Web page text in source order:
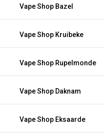
Vape Shop Bazel
Vape Shop Kruibeke
Vape Shop Rupelmonde
Vape Shop Daknam
Vape Shop Eksaarde